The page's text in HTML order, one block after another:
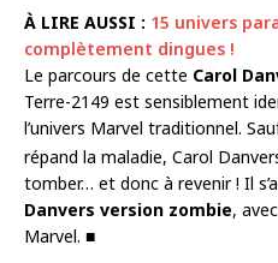
À LIRE AUSSI : 15 univers
complètement dingues !
Le parcours de cette Carol
Terre-2149 est sensiblement
l’univers Marvel traditionnel.
répand la maladie, Carol
tomber… et donc à revenir ! Il
Danvers version zombie,
Marvel. ■